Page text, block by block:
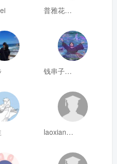
普雅花qya
钱串子123
laoxianrou